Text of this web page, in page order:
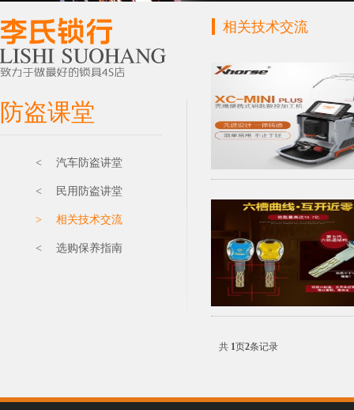
防盗课堂
< 汽车防盗讲堂
< 民用防盗讲堂
> 相关技术交流
< 选购保养指南
相关技术交流
共 1页2条记录